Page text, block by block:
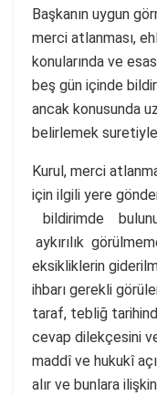
Başkanın uygun
merci atlanması,
konularında ve
beş gün içinde
ancak konusunda
belirlemek
Kurul, merci
için ilgili yere
bildirimde
aykırılık
eksikliklerin
ihbarı gerekli
taraf, tebliğ
cevap dilekçesini
maddî ve hukukî
alır ve bunlara